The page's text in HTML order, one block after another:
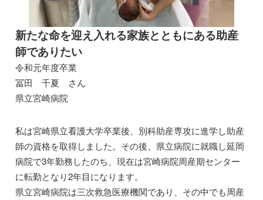
新たな命を迎え入れる家族とともにある助産
師でありたい
令和元年度卒業
冨田 千夏 さん
県立宮崎病院
私は宮崎県立看護大学卒業後、別科助産専攻に進学し助産
師の資格を取得しました。その後、県立病院に就職し延岡
病院で3年勤務したのち、現在は宮崎病院周産期センター
に転勤となり2年目になります。
県立宮崎病院は三次救急医療機関であり、その中でも周産